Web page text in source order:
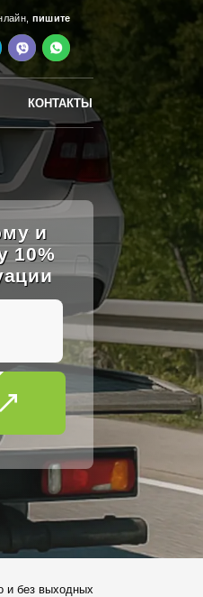
пишите
КОНТАКТЫ
и
10%
и без выходных